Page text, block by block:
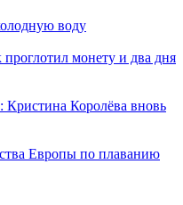
воду
монету и два дня
Королёва вновь
Европы по плаванию